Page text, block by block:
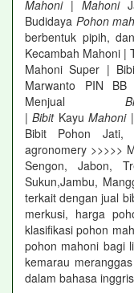
Mahoni| Mahoni
Budidaya Pohon
berbentuk pipih,
Kecambah Mahoni |
Mahoni Super |
Marwanto PIN
Menjual
|BibitKayuMahoni
Bibit Pohon Jati,
agronomery >>>>>
Sengon, Jabon,
Sukun,Jambu,
terkait dengan jual
merkusi, harga
klasifikasi pohon
pohon mahoni bagi
kemarau
dalam bahasa inggris